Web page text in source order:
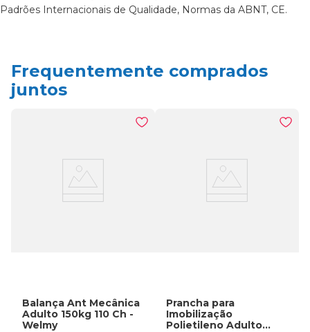
Padrões Internacionais de Qualidade, Normas da ABNT, CE.
Frequentemente comprados
juntos
Balança Ant Mecânica
Adulto 150kg 110 Ch -
Welmy
Prancha para
Imobilização
Polietileno Adulto